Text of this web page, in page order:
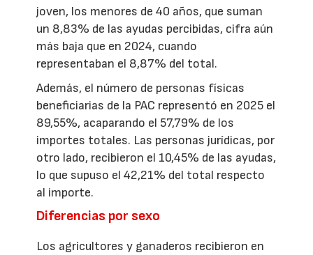
joven, los menores de 40 años, que suman
un 8,83% de las ayudas percibidas, cifra aún
más baja que en 2024, cuando
representaban el 8,87% del total.
Además, el número de personas físicas
beneficiarias de la PAC representó en 2025 el
89,55%, acaparando el 57,79% de los
importes totales. Las personas jurídicas, por
otro lado, recibieron el 10,45% de las ayudas,
lo que supuso el 42,21% del total respecto
al importe.
Diferencias por sexo
Los agricultores y ganaderos recibieron en